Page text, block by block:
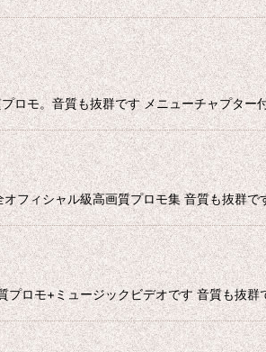
ロモ。音質も抜群です メニューチャプ
フィシャル級高画質プロモ集 音質も抜群
ロモ+ミュージックビデオです 音質も抜